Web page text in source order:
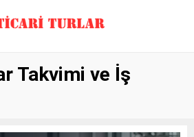
Takvimi ve İş